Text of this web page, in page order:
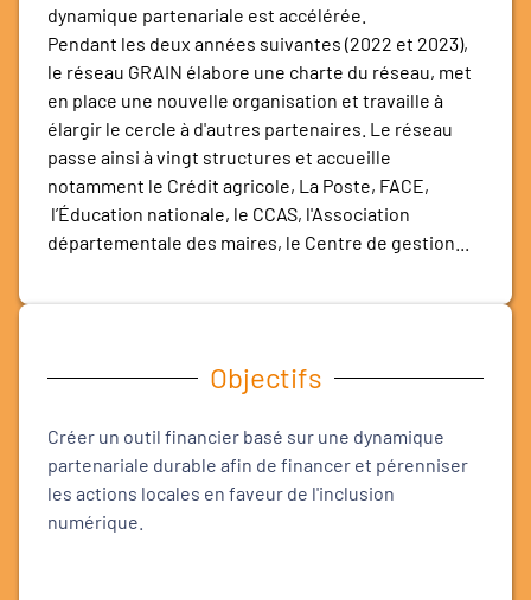
dynamique partenariale est accélérée.
Pendant les deux années suivantes (2022 et 2023),
le réseau GRAIN élabore une charte du réseau, met
en place une nouvelle organisation et travaille à
élargir le cercle à d'autres partenaires. Le réseau
passe ainsi à vingt structures et accueille
notamment le Crédit agricole, La Poste, FACE,
l’Éducation nationale, le CCAS, l'Association
départementale des maires, le Centre de gestion...
Objectifs
Créer un outil financier basé sur une dynamique
partenariale durable afin de financer et pérenniser
les actions locales en faveur de l'inclusion
numérique.